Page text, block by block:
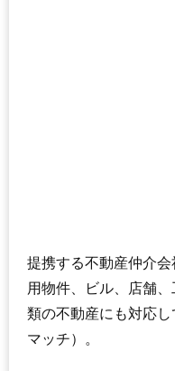
提携する不動産仲介
用物件、ビル、店舗
類の不動産にも対応
マッチ）。